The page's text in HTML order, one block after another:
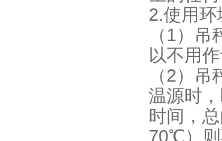
2.使用环
（1）
以不用
（2）
温源时
时间，
70℃）则